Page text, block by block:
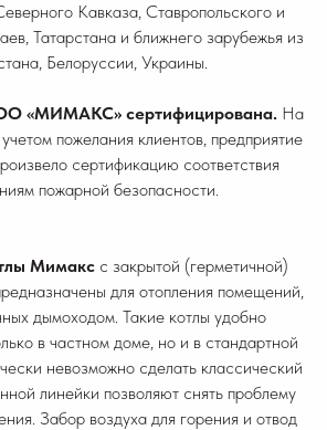
Кавказа, Ставропольского и
Татарстана и ближнего зарубежья из
Белоруссии, Украины.
«МИМАКС» сертифицирована. На
пожелания клиентов, предприятие
сертификацию соответствия
пожарной безопасности.
Мимаксс закрытой (герметичной)
для отопления помещений,
дымоходом. Такие котлы удобно
в частном доме, но и в стандартной
невозможно сделать классический
линейки позволяют снять проблему
Забор воздуха для горения и отвод